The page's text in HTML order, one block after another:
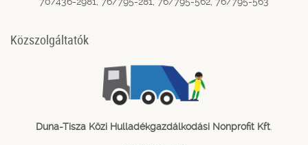
Közszolgáltatók
Duna-Tisza Közi Hulladékgazdálkodási Nonprofit Kft